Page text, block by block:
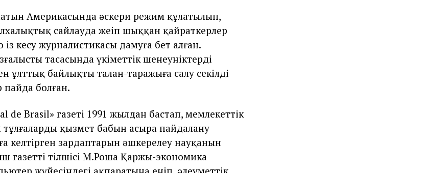
Америкасында әскери режим құлатылып,
сайлауда жеңіп шыққан қайраткерлер
із кесу журналистикасы дамуға бет алған.
тасасында үкіметтік шенеуніктердің
ұлттық байлықты талан-таражыға салу секілді
пайда болған.
de Brasil» газеті 1991 жылдан бастап, мемлекеттік
қызмет бабын асыра пайдалану
келтірген зардаптарын әшкерелеу науқанын
газеттің тілшісі М.Роша Қаржы-экономика